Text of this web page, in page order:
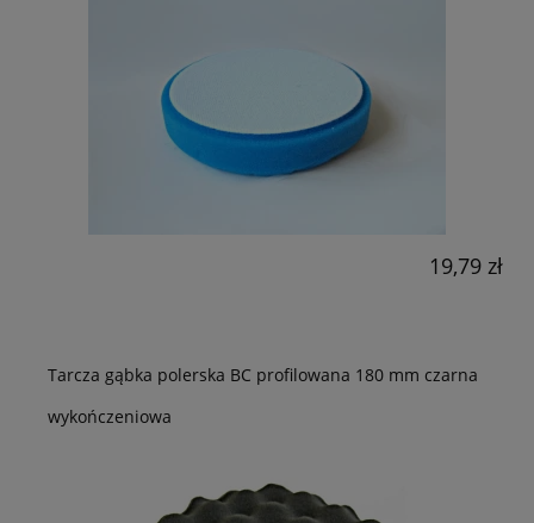
19,79 zł
Tarcza gąbka polerska BC profilowana 180 mm czarna
wykończeniowa